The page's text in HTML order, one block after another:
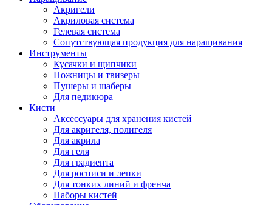
Акригели
Акриловая система
Гелевая система
Сопутствующая продукция для наращивания
Инструменты
Кусачки и щипчики
Ножницы и твизеры
Пушеры и шаберы
Для педикюра
Кисти
Аксессуары для хранения кистей
Для акригеля, полигеля
Для акрила
Для геля
Для градиента
Для росписи и лепки
Для тонких линий и френча
Наборы кистей